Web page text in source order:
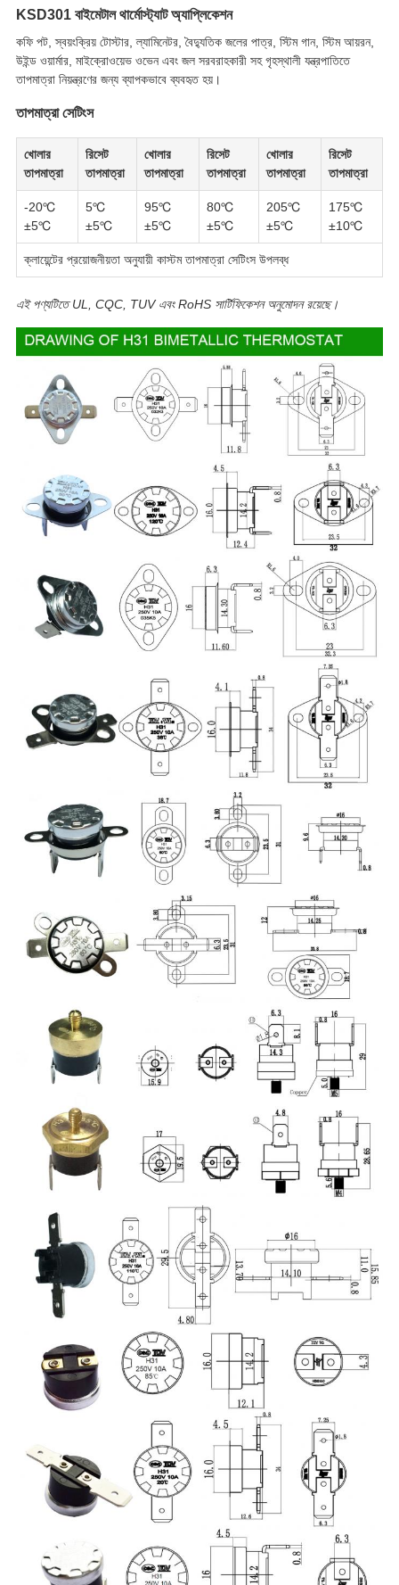
KSD301 বাইমেটাল থার্মোস্ট্যাট অ্যাপ্লিকেশন
কফি পট, স্বয়ংক্রিয় টোস্টার, ল্যামিনেটর, বৈদ্যুতিক জলের পাত্র, স্টিম গান, স্টিম আয়রন,
উইন্ড ওয়ার্মার, মাইক্রোওয়েভ ওভেন এবং জল সরবরাহকারী সহ গৃহস্থালী যন্ত্রপাতিতে
তাপমাত্রা নিয়ন্ত্রণের জন্য ব্যাপকভাবে ব্যবহৃত হয়।
তাপমাত্রা সেটিংস
খোলার
তাপমাত্রা
রিসেট
তাপমাত্রা
খোলার
তাপমাত্রা
রিসেট
তাপমাত্রা
খোলার
তাপমাত্রা
রিসেট
তাপমাত্রা
-20℃
±5℃
5℃
±5℃
95℃
±5℃
80℃
±5℃
205℃
±5℃
175℃
±10℃
ক্লায়েন্টের প্রয়োজনীয়তা অনুযায়ী কাস্টম তাপমাত্রা সেটিংস উপলব্ধ
এই পণ্যটিতে UL, CQC, TUV এবং RoHS সার্টিফিকেশন অনুমোদন রয়েছে।